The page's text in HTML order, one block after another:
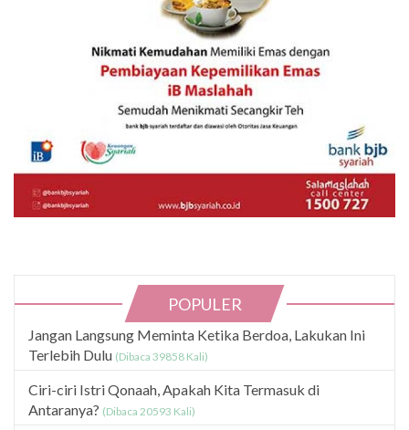
POPULER
Jangan Langsung Meminta Ketika Berdoa, Lakukan Ini
Terlebih Dulu (Dibaca 39858 Kali)
Ciri-ciri Istri Qonaah, Apakah Kita Termasuk di
Antaranya? (Dibaca 20593 Kali)